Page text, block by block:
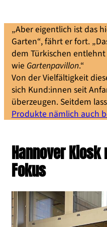
„Aber eigentlich ist das
Garten“, fährt er fort.
dem Türkischen
wie Gartenpavillon.“
Von der Vielfältigkeit
sich Kund:innen seit
überzeugen. Seitdem
Produkte nämlich auch
Hannover
Fokus